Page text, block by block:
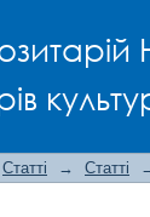
Статті → Статті